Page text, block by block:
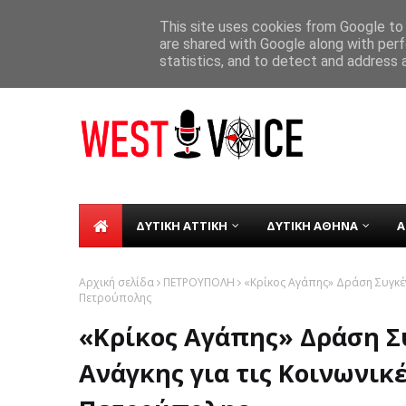
Σε λειτουργία από τη Δευτέρα 8
ΔΥΤΙΚΗ ΑΤΤΙΚΗ ΔΥΤΙΚΗ ΑΘΗΝΑ
Αρχική σελίδα ΠΕΤΡΟΥΠΟΛΗ
«Κρίκος Αγάπης» Δράση
Πετρούπολης
«Κρίκος Αγάπης» Δράση
Ανάγκης για τις
This site uses cookies from Google
are shared with Google along with
statistics, and to detect and address